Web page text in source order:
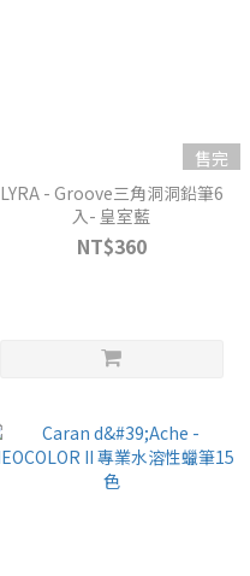
售完
LYRA - Groove三角洞洞鉛筆6
入- 皇室藍
NT$360